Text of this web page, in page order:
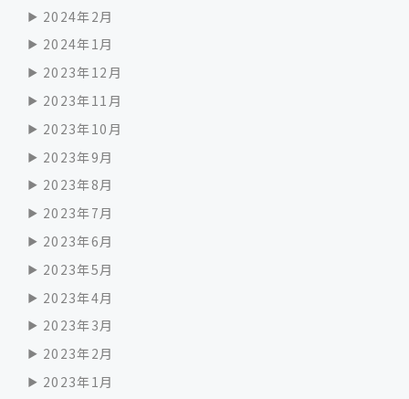
2024年2月
2024年1月
2023年12月
2023年11月
2023年10月
2023年9月
2023年8月
2023年7月
2023年6月
2023年5月
2023年4月
2023年3月
2023年2月
2023年1月